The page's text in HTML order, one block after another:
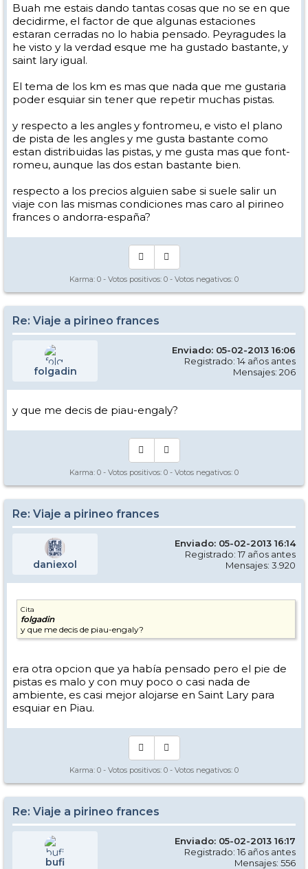
Buah me estais dando tantas cosas que no se en que
decidirme, el factor de que algunas estaciones
estaran cerradas no lo habia pensado. Peyragudes la
he visto y la verdad esque me ha gustado bastante, y
saint lary igual.
El tema de los km es mas que nada que me gustaria
poder esquiar sin tener que repetir muchas pistas.
y respecto a les angles y fontromeu, e visto el plano
de pista de les angles y me gusta bastante como
estan distribuidas las pistas, y me gusta mas que font-
romeu, aunque las dos estan bastante bien.
respecto a los precios alguien sabe si suele salir un
viaje con las mismas condiciones mas caro al pirineo
frances o andorra-españa?
Karma: 0 - Votos positivos: 0 - Votos negativos: 0
Re: Viaje a pirineo frances
folgadin
Enviado: 05-02-2013 16:06
Registrado: 14 años antes
Mensajes: 206
y que me decis de piau-engaly?
Karma: 0 - Votos positivos: 0 - Votos negativos: 0
Re: Viaje a pirineo frances
daniexol
Enviado: 05-02-2013 16:14
Registrado: 17 años antes
Mensajes: 3.920
Cita
folgadin
y que me decis de piau-engaly?
era otra opcion que ya había pensado pero el pie de
pistas es malo y con muy poco o casi nada de
ambiente, es casi mejor alojarse en Saint Lary para
esquiar en Piau.
Karma: 0 - Votos positivos: 0 - Votos negativos: 0
Re: Viaje a pirineo frances
bufi
Enviado: 05-02-2013 16:17
Registrado: 16 años antes
Mensajes: 556